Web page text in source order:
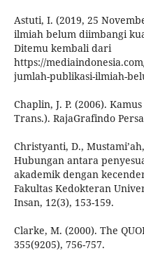
Astuti, I. (2019, 25
ilmiah belum diimbangi
Ditemu kembali dari
https://
jumlah-publikasi-ilmiah-
Chaplin, J. P. (2006).
Trans.). RajaGrafindo
Christyanti, D.,
Hubungan antara
akademik dengan
Fakultas Kedokteran
Insan, 12(3), 153-159.
Clarke, M. (2000). The
355(9205), 756-757.